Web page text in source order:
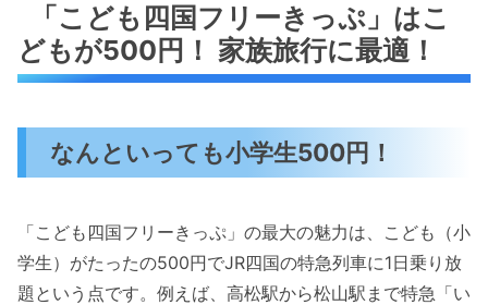
「こども四国フリーきっぷ」はこ
どもが500円！ 家族旅行に最適！
なんといっても小学生500円！
「こども四国フリーきっぷ」の最大の魅力は、こども（小
学生）がたったの500円でJR四国の特急列車に1日乗り放
題という点です。例えば、高松駅から松山駅まで特急「い